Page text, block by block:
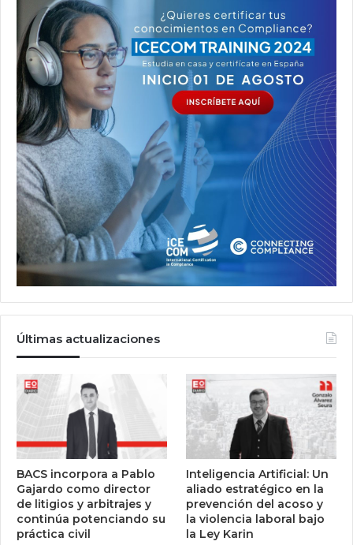
Últimas actualizaciones
BACS incorpora a Pablo
Gajardo como director
de litigios y arbitrajes y
continúa potenciando su
práctica civil
Inteligencia Artificial: Un
aliado estratégico en la
prevención del acoso y
la violencia laboral bajo
la Ley Karin